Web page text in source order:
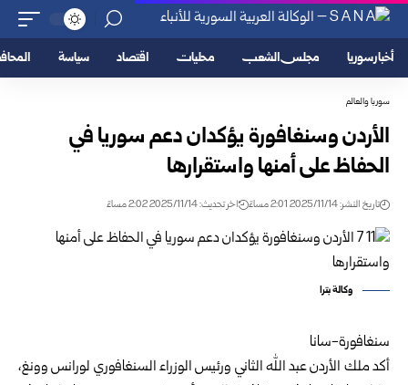
أخبار سوريا مجلس الشعب محليات اقتصاد سياسة
سوريا والعالم
الأردن وسنغافورة يؤكدان دعم سوريا في
الحفاظ على أمنها واستقرارها
تاريخ النشر: 2025/11/14 2:01 مساءً اخر تحديث: 2025/11/14 2:02 مساءً
وكالة بترا
سنغافورة-سانا
أكد ملك الأردن عبد الله الثاني ورئيس الوزراء السنغافوري لورانس وونغ،